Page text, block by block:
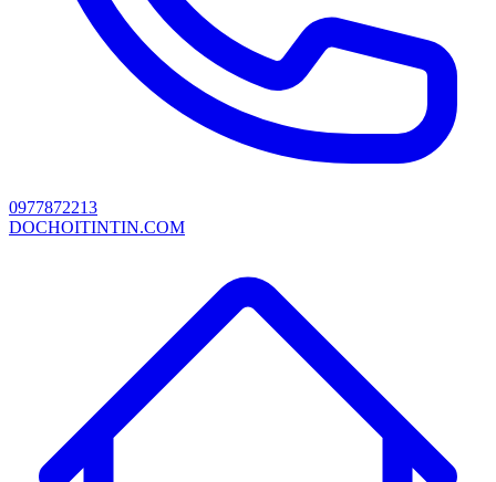
0977872213
DOCHOITINTIN.COM